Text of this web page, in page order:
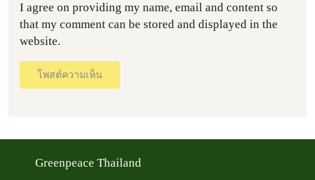
I agree on providing my name, email and content so
that my comment can be stored and displayed in the
website.
โพสต์ความเห็น
Greenpeace Thailand